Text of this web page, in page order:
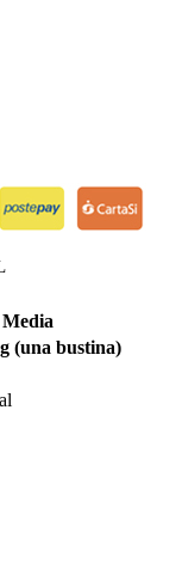
(una bustina)